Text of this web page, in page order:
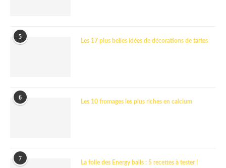
5
Les 17 plus belles idées de décorations de tartes
6
Les 10 fromages les plus riches en calcium
7
La folie des Energy balls : 5 recettes à tester !